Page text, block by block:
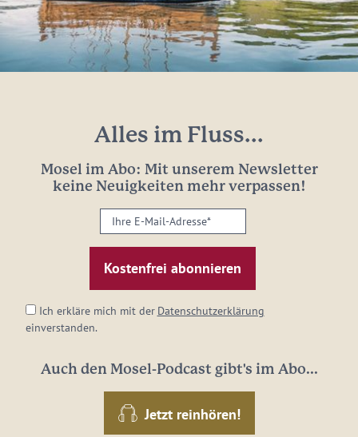
Alles im Fluss...
Mosel im Abo: Mit unserem Newsletter
keine Neuigkeiten mehr verpassen!
Ihre
E-
Mail-
Adresse:
Ich erkläre mich mit der Datenschutzerklärung
einverstanden.
Auch den Mosel-Podcast gibt's im Abo...
Jetzt reinhören!